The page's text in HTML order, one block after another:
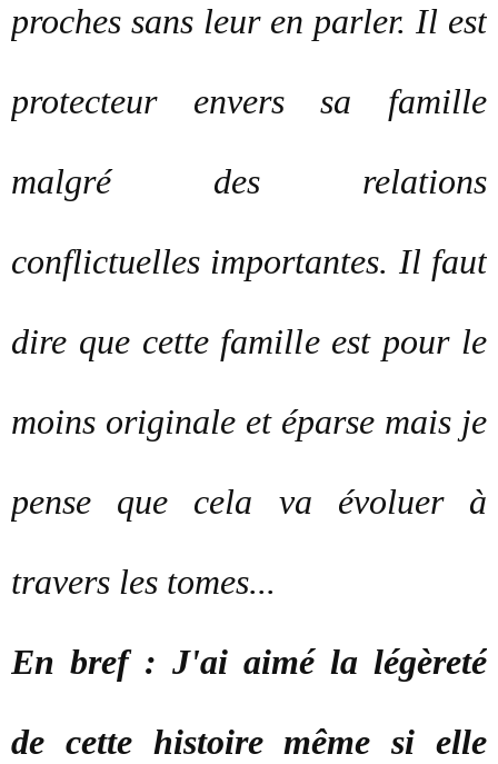
proches sans leur en parler. Il est
protecteur envers sa famille
malgré des relations
conflictuelles importantes. Il faut
dire que cette famille est pour le
moins originale et éparse mais je
pense que cela va évoluer à
travers les tomes...
En bref : J'ai aimé la légèreté
de cette histoire même si elle